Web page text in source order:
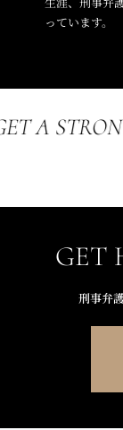
っています。
A
GET
刑事弁